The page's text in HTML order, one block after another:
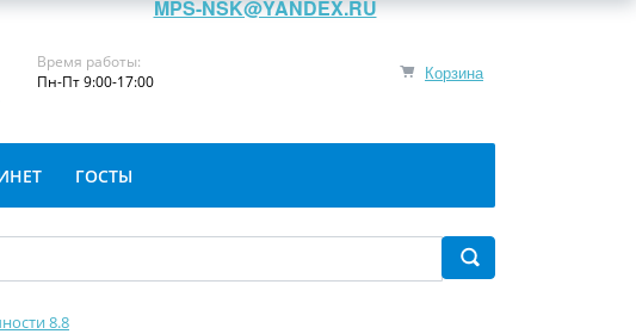
Корзина
Время работы:
Пн-Пт 9:00-17:00
ГОСТЫ
8.8
MPS-NSK@YANDEX.RU